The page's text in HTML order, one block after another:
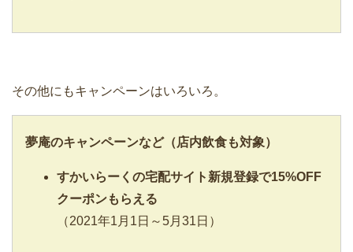
その他にもキャンペーンはいろいろ。
夢庵のキャンペーンなど（店内飲食も対象）
すかいらーくの宅配サイト新規登録で15%OFF
クーポンもらえる
（2021年1月1日～5月31日）